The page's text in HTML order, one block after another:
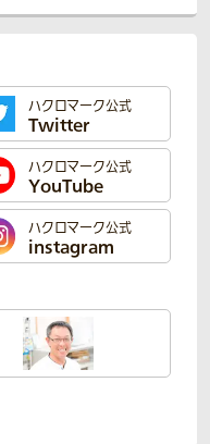
ハクロマーク公式
Twitter
ハクロマーク公式
YouTube
ハクロマーク公式
instagram